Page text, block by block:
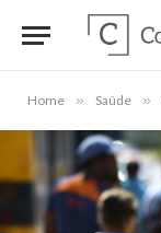
Home » Saúde »